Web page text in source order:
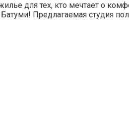
для тех, кто мечтает о
Предлагаемая студия